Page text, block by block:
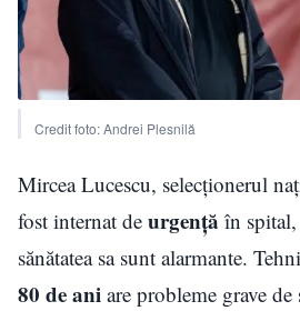
Credit foto: Andrei Plesnilă
Mircea Lucescu, selecționerul
fost internat de urgență în
sănătatea sa sunt alarmante.
80 de ani are probleme grave de